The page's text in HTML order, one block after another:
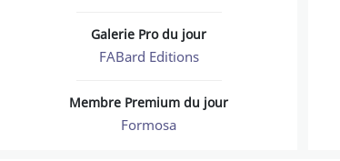
Galerie Pro du jour
FABard Editions
Membre Premium du jour
Formosa